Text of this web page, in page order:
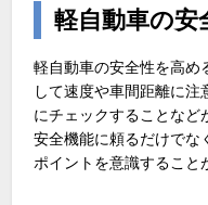
軽自動車の安
軽自動車の安全性を高め
して速度や車間距離に
にチェックすることなど
安全機能に頼るだけでな
ポイントを意識すること